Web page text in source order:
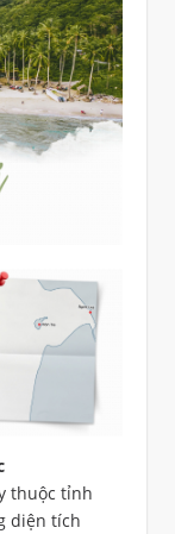
thuộc tỉnh
diện tích